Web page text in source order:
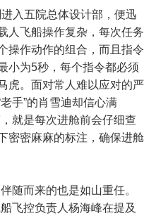
入五院总体设计部，便迅
人飞船操作复杂，每次任务
操作动作的组合，而且指令
小为5秒，每个指令都必须
虎。面对常人难以应对的严
手”的肖雪迪却信心满
就是每次进舱前会仔细查
密密麻麻的标注，确保进舱
随而来的也是如山重任。
飞控负责人杨海峰在提及